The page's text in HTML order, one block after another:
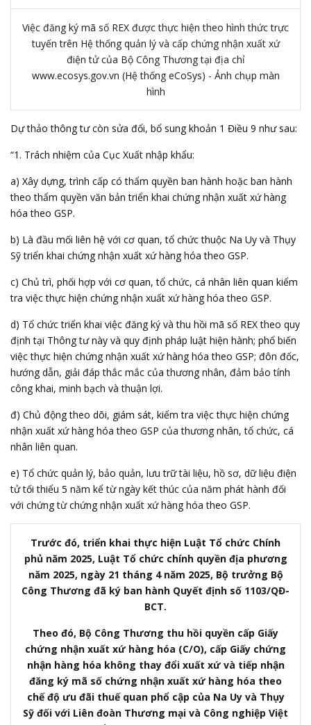
Việc đăng ký mã số REX được thực hiện theo hình thức trực
tuyến trên Hệ thống quản lý và cấp chứng nhận xuất xứ
điện tử của Bộ Công Thương tại địa chỉ
www.ecosys.gov.vn (Hệ thống eCoSys) - Ảnh chụp màn
hình
Dự thảo thông tư còn sửa đổi, bổ sung khoản 1 Điều 9 như sau:
“1. Trách nhiệm của Cục Xuất nhập khẩu:
a) Xây dựng, trình cấp có thẩm quyền ban hành hoặc ban hành
theo thẩm quyền văn bản triển khai chứng nhận xuất xứ hàng
hóa theo GSP.
b) Là đầu mối liên hệ với cơ quan, tổ chức thuộc Na Uy và Thụy
Sỹ triển khai chứng nhận xuất xứ hàng hóa theo GSP.
c) Chủ trì, phối hợp với cơ quan, tổ chức, cá nhân liên quan kiểm
tra việc thực hiện chứng nhận xuất xứ hàng hóa theo GSP.
d) Tổ chức triển khai việc đăng ký và thu hồi mã số REX theo quy
định tại Thông tư này và quy định pháp luật hiện hành; phổ biến
việc thực hiện chứng nhận xuất xứ hàng hóa theo GSP; đôn đốc,
hướng dẫn, giải đáp thắc mắc của thương nhân, đảm bảo tính
công khai, minh bạch và thuận lợi.
đ) Chủ động theo dõi, giám sát, kiểm tra việc thực hiện chứng
nhận xuất xứ hàng hóa theo GSP của thương nhân, tổ chức, cá
nhân liên quan.
e) Tổ chức quản lý, bảo quản, lưu trữ tài liệu, hồ sơ, dữ liệu điện
tử tối thiểu 5 năm kể từ ngày kết thúc của năm phát hành đối
với chứng từ chứng nhận xuất xứ hàng hóa theo GSP.
Trước đó, triển khai thực hiện Luật Tổ chức Chính
phủ năm 2025, Luật Tổ chức chính quyền địa phương
năm 2025, ngày 21 tháng 4 năm 2025, Bộ trưởng Bộ
Công Thương đã ký ban hành Quyết định số 1103/QĐ-
BCT.
Theo đó, Bộ Công Thương thu hồi quyền cấp Giấy
chứng nhận xuất xứ hàng hóa (C/O), cấp Giấy chứng
nhận hàng hóa không thay đổi xuất xứ và tiếp nhận
đăng ký mã số chứng nhận xuất xứ hàng hóa theo
chế độ ưu đãi thuế quan phổ cập của Na Uy và Thụy
Sỹ đối với Liên đoàn Thương mại và Công nghiệp Việt